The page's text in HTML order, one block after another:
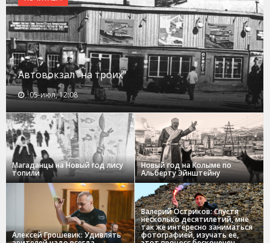
Автовокзал "на троих"
05-июл, 12:08
Магаданцы на Новый год лису
топили
Новый год на Колыме по
Альберту Эйнштейну
Алексей Грошевик: Удивлять
Валерий Остриков: Спустя
несколько десятилетий, мне
так же интересно заниматься
фотографией, изучать ее,